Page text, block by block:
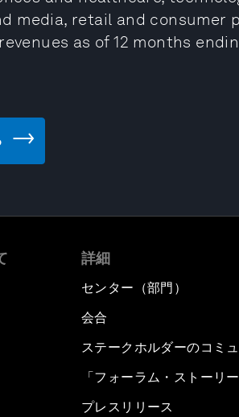
media, retail and consumer
as of 12 months
詳細
センター（部門）
会合
ステークホルダーのコミ
「フォーラム・ストーリー
プレスリリース